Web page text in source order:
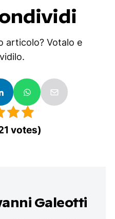
articolo? Votalo e
votes)
Galeotti